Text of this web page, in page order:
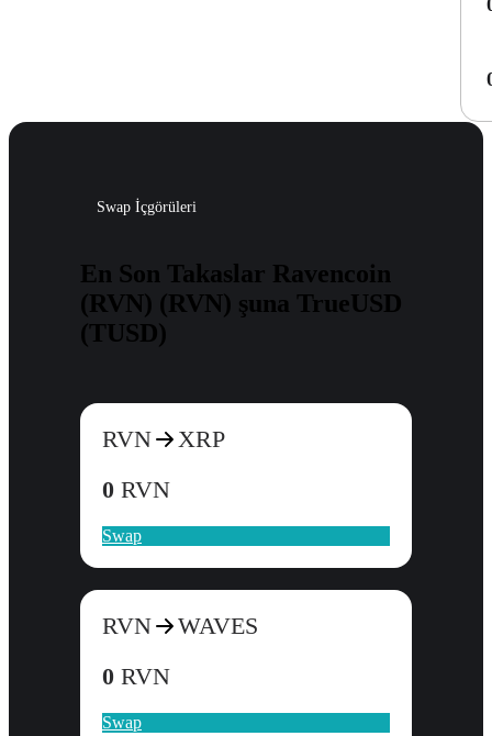
Swap İçgörüleri
En Son Takaslar Ravencoin
(RVN) (RVN) şuna TrueUSD
(TUSD)
RVN
XRP
0 RVN
Swap
RVN
WAVES
0 RVN
Swap